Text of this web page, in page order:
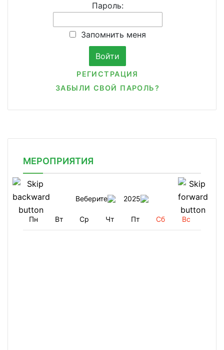
Пароль:
Запомнить меня
РЕГИСТРАЦИЯ
ЗАБЫЛИ СВОЙ ПАРОЛЬ?
МЕРОПРИЯТИЯ
Веберите 2025
Пн Вт Ср Чт Пт Сб Вс